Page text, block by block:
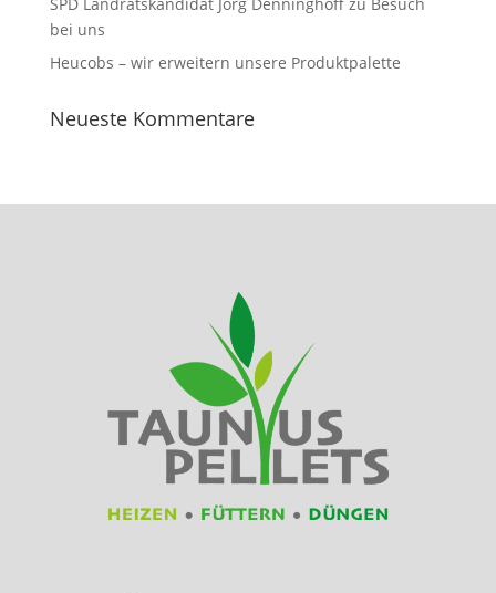
bei uns
Heucobs – wir erweitern unsere Produktpalette
Neueste Kommentare